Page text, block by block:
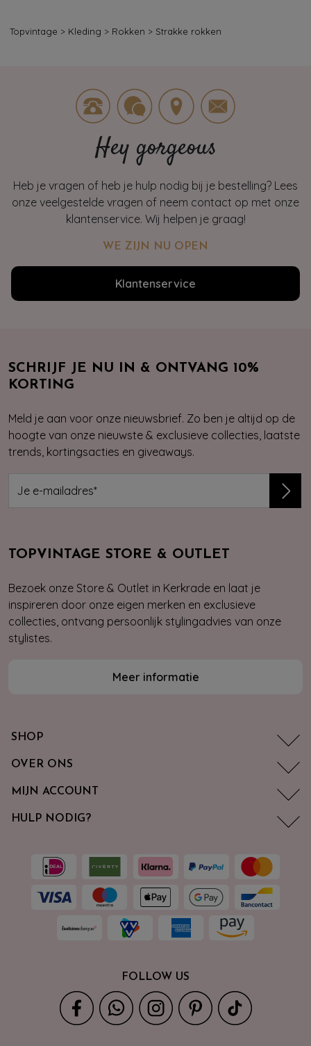
Topvintage > Kleding > Rokken > Strakke rokken
Hey gorgeous
Heb je vragen of heb je hulp nodig bij je bestelling? Lees
onze veelgestelde vragen of neem contact op met onze
klantenservice. Wij helpen je graag!
WE ZIJN NU OPEN
Klantenservice
SCHRIJF JE NU IN & ONTVANG 10%
KORTING
Meld je aan voor onze nieuwsbrief. Zo ben je altijd op de
hoogte van onze nieuwste & exclusieve collecties, laatste
trends, kortingsacties en giveaways.
TOPVINTAGE STORE & OUTLET
Bezoek onze Store & Outlet in Kerkrade en laat je
inspireren door onze eigen merken en exclusieve
collecties, ontvang persoonlijk stylingadvies van onze
stylistes.
Meer informatie
SHOP
OVER ONS
MIJN ACCOUNT
HULP NODIG?
FOLLOW US